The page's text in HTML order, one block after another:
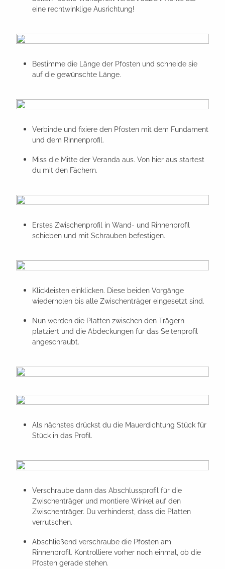
eine rechtwinklige Ausrichtung!
Bestimme die Länge der Pfosten und schneide sie
auf die gewünschte Länge.
Verbinde und fixiere den Pfosten mit dem Fundament
und dem Rinnenprofil.
Miss die Mitte der Veranda aus. Von hier aus startest
du mit den Fächern.
Erstes Zwischenprofil in Wand- und Rinnenprofil
schieben und mit Schrauben befestigen.
Klickleisten einklicken. Diese beiden Vorgänge
wiederholen bis alle Zwischenträger eingesetzt sind.
Nun werden die Platten zwischen den Trägern
platziert und die Abdeckungen für das Seitenprofil
angeschraubt.
Als nächstes drückst du die Mauerdichtung Stück für
Stück in das Profil.
Verschraube dann das Abschlussprofil für die
Zwischenträger und montiere Winkel auf den
Zwischenträger. Du verhinderst, dass die Platten
verrutschen.
Abschließend verschraube die Pfosten am
Rinnenprofil. Kontrolliere vorher noch einmal, ob die
Pfosten gerade stehen.